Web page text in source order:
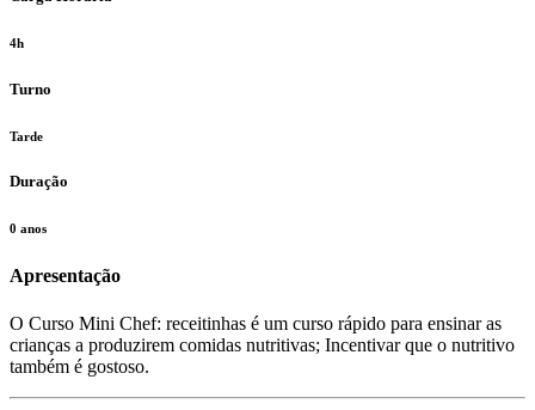
4h
Turno
Tarde
Duração
0 anos
Apresentação
O Curso Mini Chef: receitinhas é um curso rápido para ensinar as
crianças a produzirem comidas nutritivas; Incentivar que o nutritivo
também é gostoso.